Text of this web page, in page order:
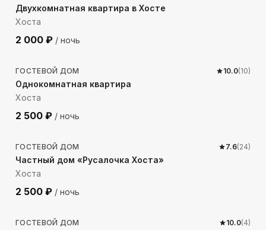
Двухкомнатная квартира в Хосте
Хоста
2 000 ₽ / ночь
1039 м до моря
ГОСТЕВОЙ ДОМ 10.0(10)
Однокомнатная квартира
Хоста
2 500 ₽ / ночь
51м до моря
ГОСТЕВОЙ ДОМ 7.6(24)
Частный дом «Русалочка Хоста»
Хоста
2 500 ₽ / ночь
130м до моря
ГОСТЕВОЙ ДОМ 10.0(4)